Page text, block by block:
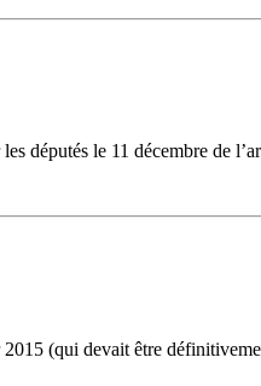
députés le 11 décembre
(qui devait être